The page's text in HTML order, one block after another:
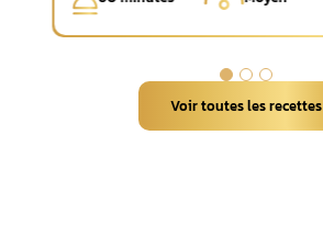
Voir toutes les recettes